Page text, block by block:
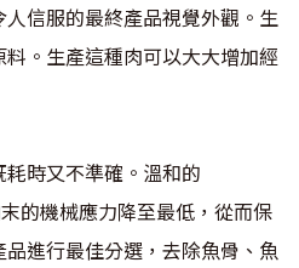
信服的最終產品視覺外觀。生
。生產這種肉可以大大增加經
時又不準確。溫和的
的機械應力降至最低，從而保
進行最佳分選，去除魚骨、魚